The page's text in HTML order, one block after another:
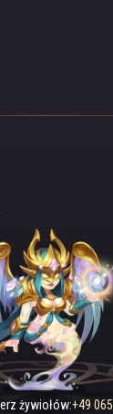
żywiołów:+49 065